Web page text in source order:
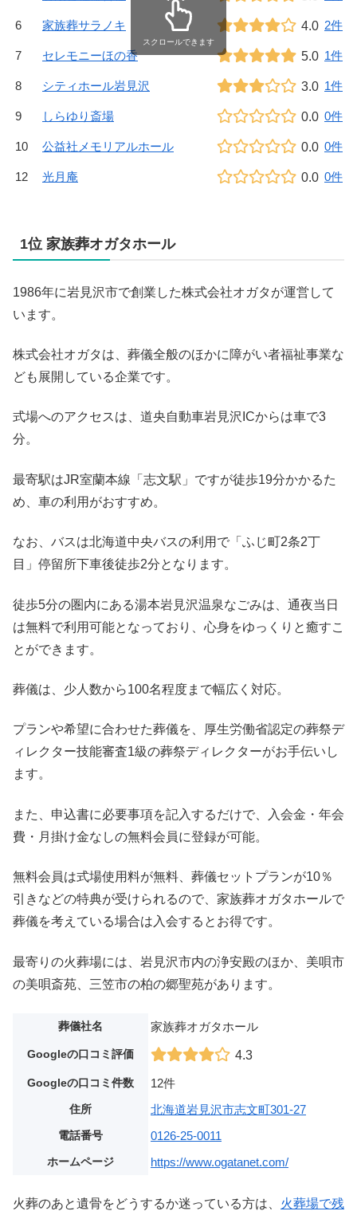
6 家族葬サラノキ 4.0 2件
7 セレモニーほの香 5.0 1件
8 シティホール岩見沢 3.0 1件
9 しらゆり斎場 0.0 0件
10 公益社メモリアルホール 0.0 0件
12 光月庵 0.0 0件
スクロールできます
1位 家族葬オガタホール
1986年に岩見沢市で創業した株式会社オガタが運営して
います。
株式会社オガタは、葬儀全般のほかに障がい者福祉事業な
ども展開している企業です。
式場へのアクセスは、道央自動車岩見沢ICからは車で3
分。
最寄駅はJR室蘭本線「志文駅」ですが徒歩19分かかるた
め、車の利用がおすすめ。
なお、バスは北海道中央バスの利用で「ふじ町2条2丁
目」停留所下車後徒歩2分となります。
徒歩5分の圏内にある湯本岩見沢温泉なごみは、通夜当日
は無料で利用可能となっており、心身をゆっくりと癒すこ
とができます。
葬儀は、少人数から100名程度まで幅広く対応。
プランや希望に合わせた葬儀を、厚生労働省認定の葬祭デ
ィレクター技能審査1級の葬祭ディレクターがお手伝いし
ます。
また、申込書に必要事項を記入するだけで、入会金・年会
費・月掛け金なしの無料会員に登録が可能。
無料会員は式場使用料が無料、葬儀セットプランが10％
引きなどの特典が受けられるので、家族葬オガタホールで
葬儀を考えている場合は入会するとお得です。
最寄りの火葬場には、岩見沢市内の浄安殿のほか、美唄市
の美唄斎苑、三笠市の柏の郷聖苑があります。
葬儀社名 家族葬オガタホール
Googleの口コミ評価 4.3
Googleの口コミ件数 12件
住所 北海道岩見沢市志文町301-27
電話番号 0126-25-0011
ホームページ https://www.ogatanet.com/
火葬のあと遺骨をどうするか迷っている方は、 火葬場で残